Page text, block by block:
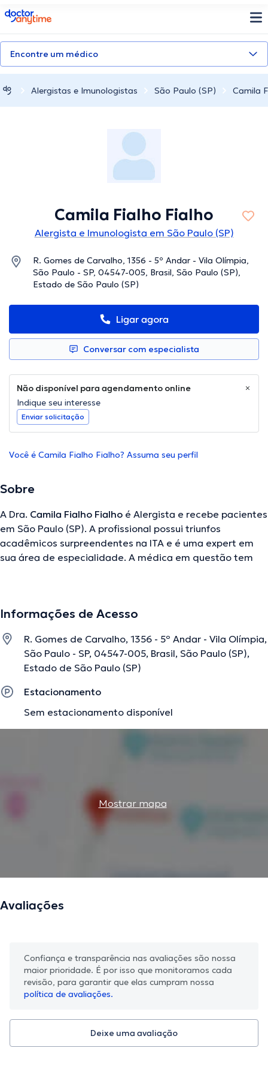
doctoranytime
Encontre um médico
Alergistas e Imunologistas São Paulo (SP) Camila
Camila Fialho Fialho
Alergista e Imunologista em São Paulo (SP)
R. Gomes de Carvalho, 1356 - 5º Andar - Vila Olímpia,
São Paulo - SP, 04547-005, Brasil, São Paulo (SP),
Estado de São Paulo (SP)
Ligar agora
Conversar com especialista
Não disponível para agendamento online
Indique seu interesse
Enviar solicitação
Você é Camila Fialho Fialho? Assuma seu perfil
Sobre
A Dra. Camila Fialho Fialho é Alergista e recebe pacientes
em São Paulo (SP). A profissional possui triunfos
acadêmicos surpreendentes na ITA e é uma expert em
sua área de especialidade. A médica em questão tem
participação em consideráveis conferências com o ideal
especialização e escreveu diferentes artigos.
informações verificadas.
Informações de Acesso
R. Gomes de Carvalho, 1356 - 5º Andar - Vila Olímpia,
São Paulo - SP, 04547-005, Brasil, São Paulo (SP),
Estado de São Paulo (SP)
Estacionamento
Sem estacionamento disponível
Mostrar mapa
Avaliações
Confiança e transparência nas avaliações são nossa
maior prioridade. É por isso que monitoramos cada
revisão, para garantir que elas cumpram nossa
política de avaliações.
Deixe uma avaliação